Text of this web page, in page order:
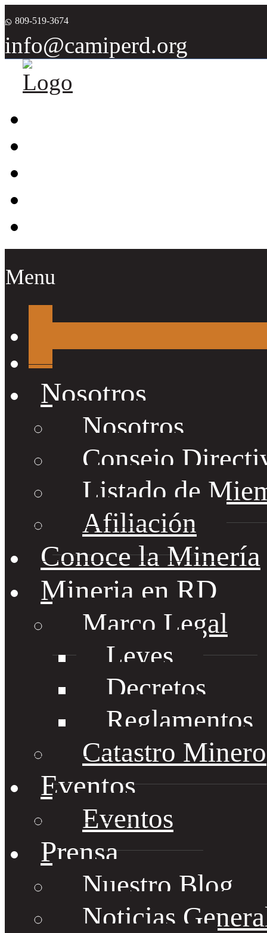
809-519-3674
info@camiperd.org
Menu
Nosotros
Nosotros
Consejo
Listado de
Afiliación
Conoce la Minería
Mineria en RD
Marco Legal
Leyes
Decretos
Reglamentos
Catastro Minero
Eventos
Eventos
Prensa
Nuestro Blog
Noticias